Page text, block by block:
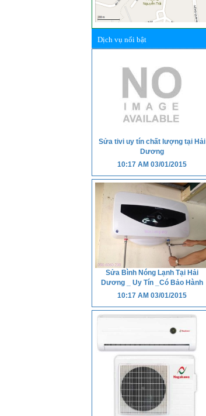
Dịch vụ nổi bật
Sửa tivi uy tín chất lượng tại Hải
Dương
10:17 AM 03/01/2015
Sửa Bình Nóng Lạnh Tại Hải
Dương _ Uy Tín _Có Bảo Hành
10:17 AM03/01/2015